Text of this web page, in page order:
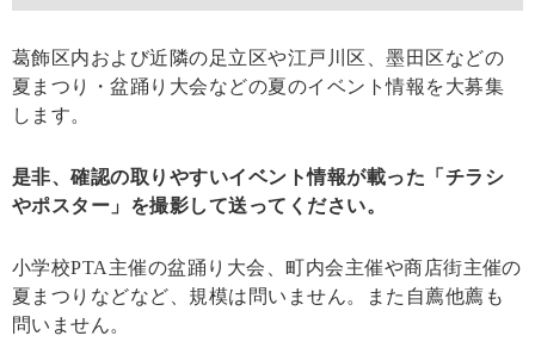
葛飾区内および近隣の足立区や江戸川区、墨田区などの
夏まつり・盆踊り大会などの夏のイベント情報を大募集
します。
是非、確認の取りやすいイベント情報が載った「チラシ
やポスター」を撮影して送ってください。
小学校PTA主催の盆踊り大会、町内会主催や商店街主催の
夏まつりなどなど、規模は問いません。また自薦他薦も
問いません。